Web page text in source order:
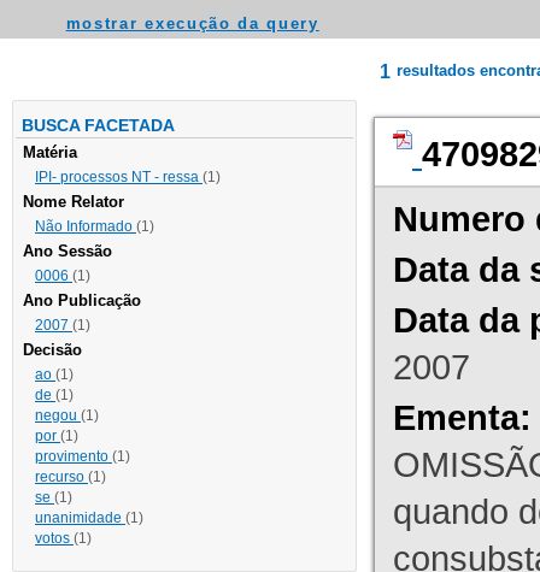
mostrar execução da query
BUSCA FACETADA
Matéria
IPI- processos NT - ressa (1)
Nome Relator
Não Informado (1)
Ano Sessão
0006 (1)
Ano Publicação
2007 (1)
Decisão
ao (1)
de (1)
negou (1)
por (1)
provimento (1)
recurso (1)
se (1)
unanimidade (1)
votos (1)
1 resultados
Numero
Data da
Data da
2007
Ementa:
quando